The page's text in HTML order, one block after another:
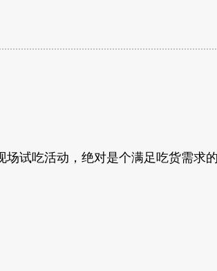
试吃活动，绝对是个满足吃货需求